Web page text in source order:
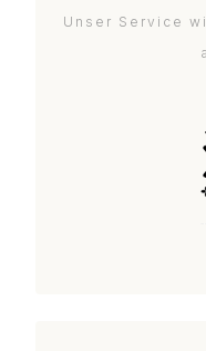
Unser Service